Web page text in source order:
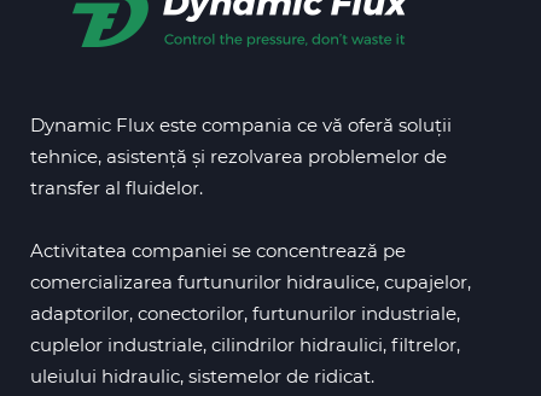
Dynamic Flux este compania ce vă oferă soluții
tehnice, asistență și rezolvarea problemelor de
transfer al fluidelor.
Activitatea companiei se concentrează pe
comercializarea furtunurilor hidraulice, cupajelor,
adaptorilor, conectorilor, furtunurilor industriale,
cuplelor industriale, cilindrilor hidraulici, filtrelor,
uleiului hidraulic, sistemelor de ridicat.